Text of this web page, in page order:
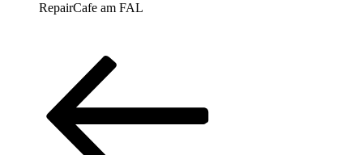
RepairCafe am FAL
Seitennummerierung
Beiträge